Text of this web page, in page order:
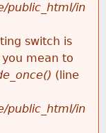
public_html/in
switch is
mean to
(line
public_html/in